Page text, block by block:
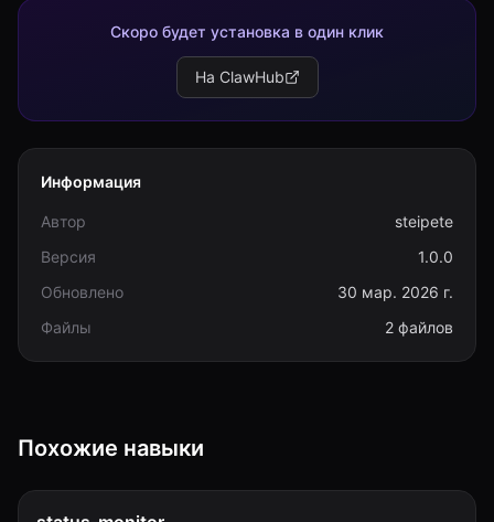
Скоро будет установка в один клик
На ClawHub
Информация
Автор
steipete
Версия
1.0.0
Обновлено
30 мар. 2026 г.
Файлы
2 файлов
Похожие навыки